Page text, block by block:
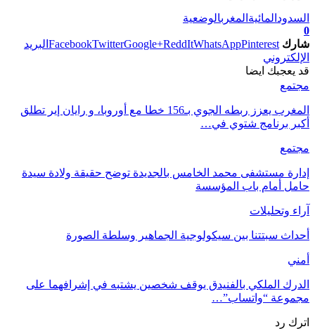
السدود المائية المغربالوضعية
0
شارك
FacebookTwitterGoogle+ReddItWhatsAppPinterest
البريد
الإلكتروني
قد يعجبك ايضا
مجتمع
المغرب يعزز ربطه الجوي بـ156 خطا مع أوروبا، و رايان إير تطلق
أكبر برنامج شتوي في…
مجتمع
إدارة مستشفى محمد الخامس بالجديدة توضح حقيقة ولادة سيدة
حامل أمام باب المؤسسة
آراء وتحليلات
أحداث سبتتنا بين سيكولوجية الجماهير وسلطة الصورة
أمني
الدرك الملكي بالفنيدق يوقف شخصين يشتبه في إشرافهما على
مجموعة “واتساب”…
اترك رد